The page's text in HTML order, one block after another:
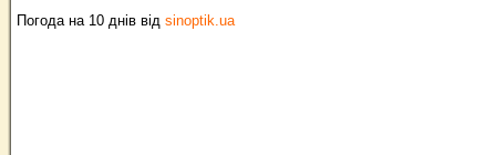
Погода на 10 днів від sinoptik.ua